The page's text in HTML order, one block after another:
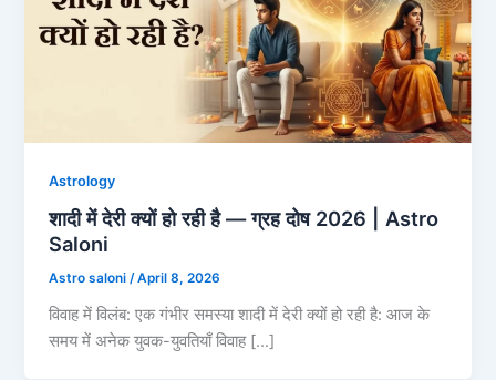
Astrology
शादी में देरी क्यों हो रही है — ग्रह दोष 2026 | Astro
Saloni
Astro saloni/April 8, 2026
विवाह में विलंब: एक गंभीर समस्या शादी में देरी क्यों हो रही है: आज के
समय में अनेक युवक-युवतियाँ विवाह […]